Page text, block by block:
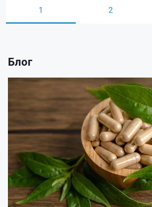
1 2
Блог